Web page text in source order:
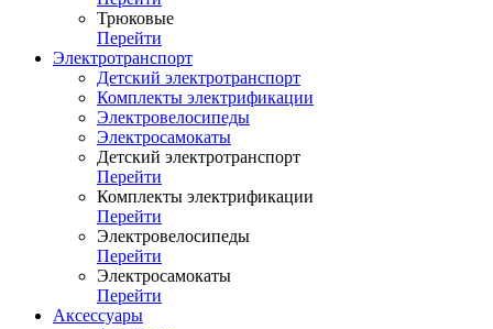
Трюковые
Перейти
Электротранспорт
Детский электротранспорт
Комплекты электрификации
Электровелосипеды
Электросамокаты
Детский электротранспорт
Перейти
Комплекты электрификации
Перейти
Электровелосипеды
Перейти
Электросамокаты
Перейти
Аксессуары